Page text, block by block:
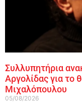
Συλλυπητήρια
Αργολίδας για το
Μιχαλόπουλου
05/08/2026